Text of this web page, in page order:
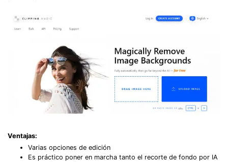
Ventajas:
Varias opciones de edición
Es práctico poner en marcha tanto el recorte de fondo por IA